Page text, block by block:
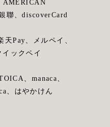
AMERICAN
聯、discoverCard
天Pay、メルペイ、
ックペイ
、manaca、
、はやかけん